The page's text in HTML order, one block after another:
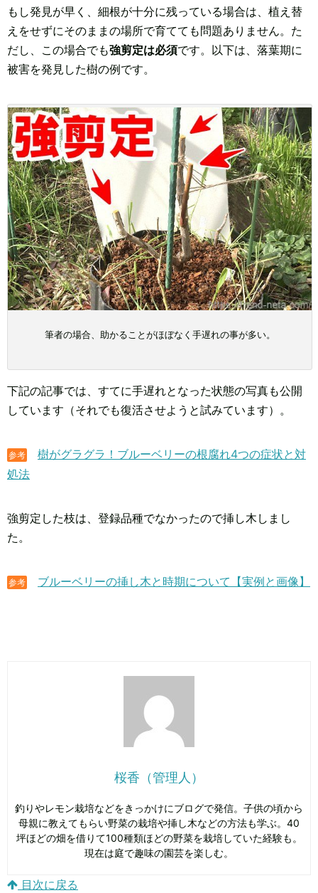
もし発見が早く、細根が十分に残っている場合は、植え替
えをせずにそのままの場所で育てても問題ありません。た
だし、この場合でも強剪定は必須です。以下は、落葉期に
被害を発見した樹の例です。
筆者の場合、助かることがほぼなく手遅れの事が多い。
下記の記事では、すてに手遅れとなった状態の写真も公開
しています（それでも復活させようと試みています）。
参考
樹がグラグラ！ブルーベリーの根腐れ4つの症状と対
処法
強剪定した枝は、登録品種でなかったので挿し木しまし
た。
参考 ブルーベリーの挿し木と時期について【実例と画像】
桜香（管理人）
釣りやレモン栽培などをきっかけにブログで発信。子供の頃から
母親に教えてもらい野菜の栽培や挿し木などの方法も学ぶ。40
坪ほどの畑を借りて100種類ほどの野菜を栽培していた経験も。
現在は庭で趣味の園芸を楽しむ。
目次に戻る